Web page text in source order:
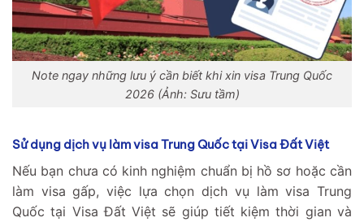
Note ngay những lưu ý cần biết khi xin visa Trung Quốc
2026 (Ảnh: Sưu tầm)
Sử dụng dịch vụ làm visa Trung Quốc tại Visa Đất Việt
Nếu bạn chưa có kinh nghiệm chuẩn bị hồ sơ hoặc cần
làm visa gấp, việc lựa chọn dịch vụ làm visa Trung
Quốc tại Visa Đất Việt sẽ giúp tiết kiệm thời gian và